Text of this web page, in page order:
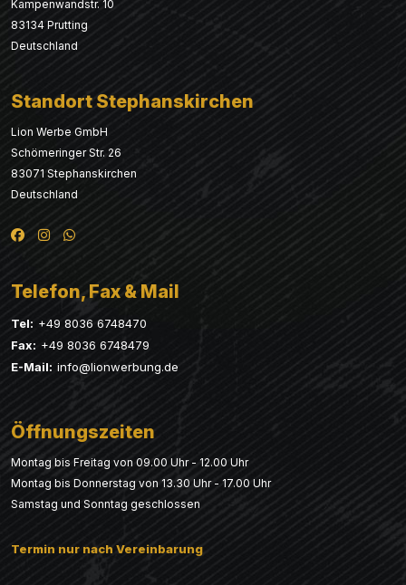
Kampenwandstr. 10
83134 Prutting
Deutschland
Standort Stephanskirchen
Lion Werbe GmbH
Schömeringer Str. 26
83071 Stephanskirchen
Deutschland
Telefon, Fax & Mail
Tel: +49 8036 6748470
Fax: +49 8036 6748479
E-Mail: info@lionwerbung.de
Öffnungszeiten
Montag bis Freitag von 09.00 Uhr - 12.00 Uhr
Montag bis Donnerstag von 13.30 Uhr - 17.00 Uhr
Samstag und Sonntag geschlossen
Termin nur nach Vereinbarung